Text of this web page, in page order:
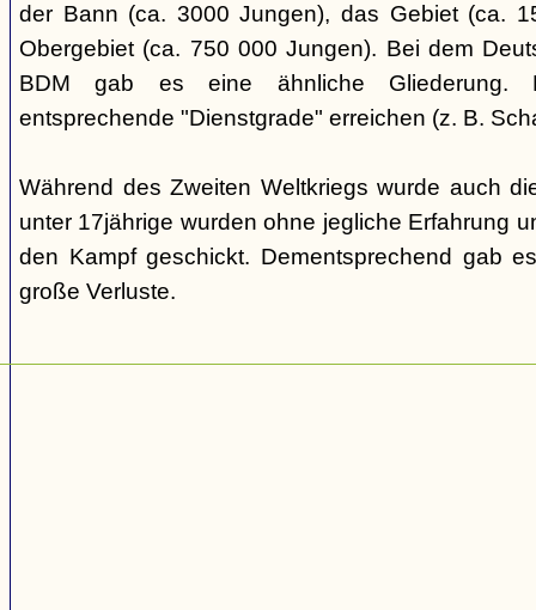
der Bann (ca. 3000 Jungen), das Gebiet (ca.
Obergebiet (ca. 750 000 Jungen). Bei dem
BDM gab es eine ähnliche Gliederung.
entsprechende "Dienstgrade" erreichen (z. B.
Während des Zweiten Weltkriegs wurde auch
unter 17jährige wurden ohne jegliche Erfahrung
den Kampf geschickt. Dementsprechend gab
große Verluste.